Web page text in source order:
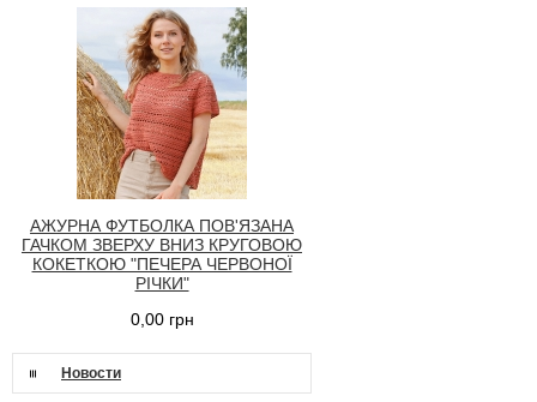
АЖУРНА ФУТБОЛКА ПОВ'ЯЗАНА
ГАЧКОМ ЗВЕРХУ ВНИЗ КРУГОВОЮ
КОКЕТКОЮ "ПЕЧЕРА ЧЕРВОНОЇ
РІЧКИ"
0,00 грн
Новости